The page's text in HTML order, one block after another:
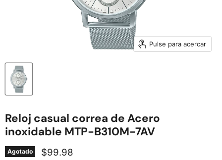
Pulse para acercar
Reloj casual correa de Acero
inoxidable MTP-B310M-7AV
Agotado Precio actual
$99.98